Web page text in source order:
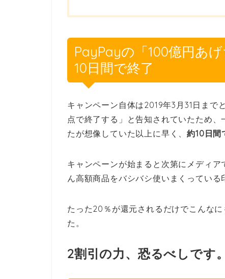
PayPayの「100億円あ
10日間で終了
キャンペーン自体は2019年3月31日まで
点で終了する」と告知されていたため
たが想像していた以上に早く、約10日間
キャンペーンが始まると次第にメディ
ん高額商品をバシバシ使いまくっている
たった20％が還元されるだけでこんな
た。
2割引の力、恐るべしです。